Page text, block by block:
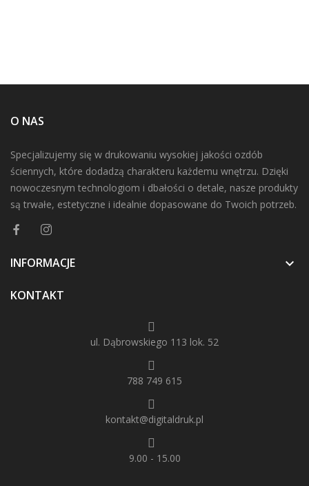
O NAS
Specjalizujemy się w drukowaniu wysokiej jakości ozdób
ściennych, które dodadzą charakteru każdemu wnętrzu. Dzięki
nowoczesnym technologiom i dbałości o detale, nasze produkty
są trwałe, estetyczne i idealnie dopasowane do Twoich potrzeb.
INFORMACJE 
KONTAKT
ul. Dąbrowskiego 113 lok. 52
788 749 615
kontakt@digitaldruk.pl
9.00 - 15.00